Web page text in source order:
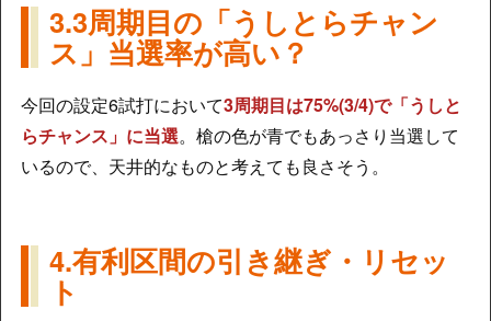
3.3周期目の「うしとらチャン
ス」当選率が高い？
今回の設定6試打において3周期目は75%(3/4)で「うしと
らチャンス」に当選。槍の色が青でもあっさり当選して
いるので、天井的なものと考えても良さそう。
4.有利区間の引き継ぎ・リセッ
ト